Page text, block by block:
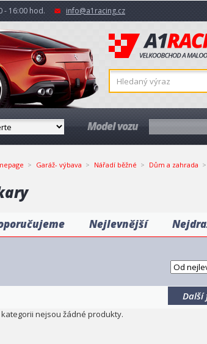
- 16:00 hod. info@a1racing.cz
Model vozu
Garáž- výbava Nářadí běžné Dům a zahrada
Nejlevnější
Další
kategorii nejsou žádné produkty.